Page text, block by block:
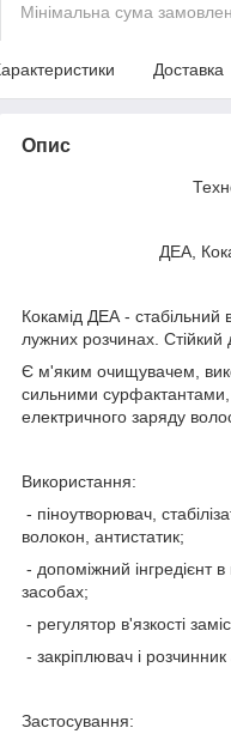
Мінімальна сума
Доставка
Опис
ДЕА,
Кокамід ДЕА - стабільний
лужних розчинах. Стійкий
Є м'яким очищувачем,
сильними сурфактантами,
електричного заряду
Використання:
- піноутворювач,
волокон, антистатик;
- допоміжний
засобах;
- регулятор в'язкості
- закріплювач і розчинник
Застосування: